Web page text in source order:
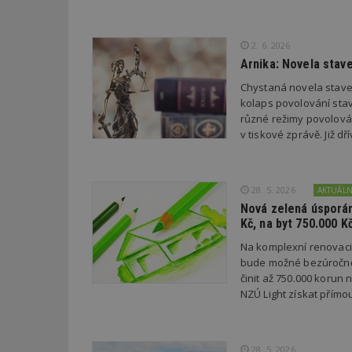
2. 6. 2026
Arnika: Novela
Chystaná novela
kolaps povolování
různé režimy
v tiskové zprávě. Již
28. 5. 2026
Nová zelená
Kč, na byt 750.000
Na komplexní
bude možné
činit až 750.000 korun
NZÚ Light získat
28. 5. 2026
Název
Doména
_gid
Google
LLC
.estav.cz
_ga
Google
Název
CMID
TDID
test_cookie
Název
mobile
sssp_session
tu
Gdyn
c
cct
_hjSession_170189
Gtest
C
bm2uu
ibbid